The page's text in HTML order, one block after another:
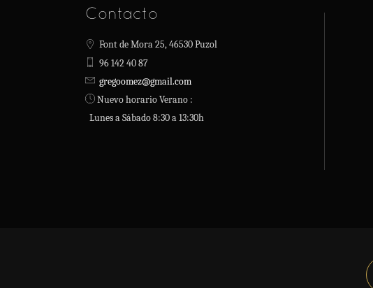
Contacto
Font de Mora 25, 46530 Puzol
96 142 40 87
gregoomez@gmail.com
Nuevo horario Verano :
Lunes a Sábado 8:30 a 13:30h